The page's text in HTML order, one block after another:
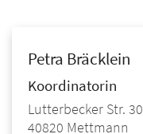
Petra Bräcklein
Koordinatorin
Lutterbecker Str. 30
40820 Mettmann